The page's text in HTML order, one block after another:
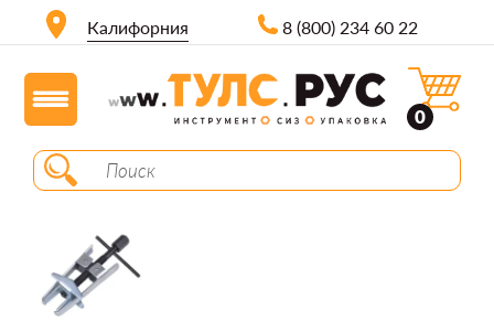
Калифорния 8 (800) 234 60 22
0